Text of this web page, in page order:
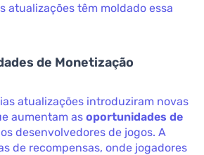
atualizações têm moldado essa
de Monetização
atualizações introduziram novas
aumentam as oportunidades de
desenvolvedores de jogos. A
de recompensas, onde jogadores